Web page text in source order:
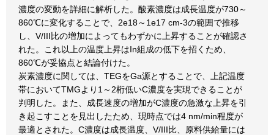
濃度の変動を詳細に解析した。酸素濃度は成長温度が730～
860℃に変化することで、2e18～1e17 cm-3の範囲で推移
し、V/III比の増加によってもわずかに上昇することが確認さ
れた。これ以上の温度上昇はIn組成の低下を招くため、
860℃が妥協点と結論付けた。
炭素濃度に関しては、TEGをGa源とすることで、上記温度
帯においてTMGより1～2桁低いC濃度を実現できることが
判明した。また、成長速度の増加がC濃度の急激な上昇を引
き起こすことを見出したため、現時点では4 nm/min程度が
最適とされた。C濃度は成長温度、V/III比、原料供給量には